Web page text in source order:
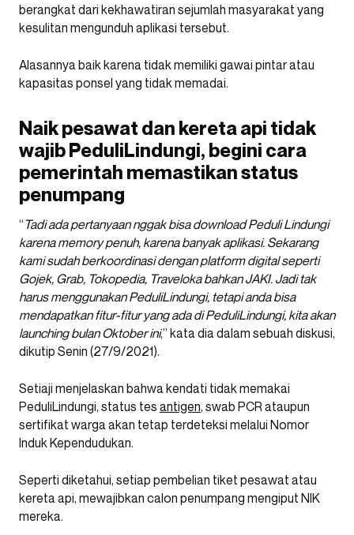
berangkat dari kekhawatiran sejumlah masyarakat yang
kesulitan mengunduh aplikasi tersebut.
Alasannya baik karena tidak memiliki gawai pintar atau
kapasitas ponsel yang tidak memadai.
Naik pesawat dan kereta api tidak
wajib PeduliLindungi, begini cara
pemerintah memastikan status
penumpang
“ Tadi ada pertanyaan nggak bisa download Peduli Lindungi
karena memory penuh, karena banyak aplikasi. Sekarang
kami sudah berkoordinasi dengan platform digital seperti
Gojek, Grab, Tokopedia, Traveloka bahkan JAKI. Jadi tak
harus menggunakan PeduliLindungi, tetapi anda bisa
mendapatkan fitur-fitur yang ada di PeduliLindungi, kita akan
launching bulan Oktober ini,” kata dia dalam sebuah diskusi,
dikutip Senin (27/9/2021).
Setiaji menjelaskan bahwa kendati tidak memakai
PeduliLindungi, status tes antigen, swab PCR ataupun
sertifikat warga akan tetap terdeteksi melalui Nomor
Induk Kependudukan.
Seperti diketahui, setiap pembelian tiket pesawat atau
kereta api, mewajibkan calon penumpang mengiput NIK
mereka.